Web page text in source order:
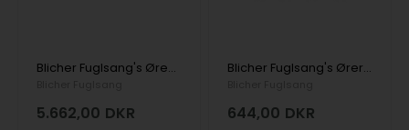
Blicher Fuglsang's Ørestik i 14 karat guld med smuk brillant
5.662,00 DKR
Blicher Fuglsang's Øreringe i sølv med skinnende zirkonia
644,00 DKR